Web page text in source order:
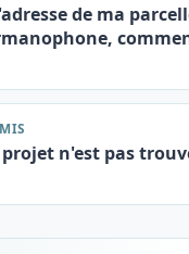
de ma
projet n'est pas